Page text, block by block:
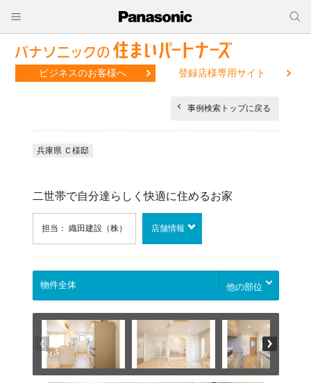
ビジネスのお客様へ 登録店様専用サイト
事例検索トップに戻る
兵庫県 Ｃ様邸
二世帯で自分達らしく快適に住めるお家
担当： 織田建設（株） 店舗情報
他の部位